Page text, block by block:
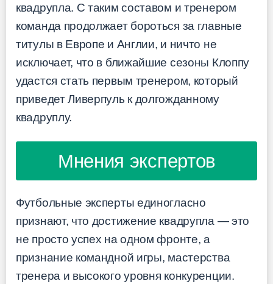
квадрупла. С таким составом и тренером
команда продолжает бороться за главные
титулы в Европе и Англии, и ничто не
исключает, что в ближайшие сезоны Клоппу
удастся стать первым тренером, который
приведет Ливерпуль к долгожданному
квадруплу.
Мнения экспертов
Футбольные эксперты единогласно
признают, что достижение квадрупла — это
не просто успех на одном фронте, а
признание командной игры, мастерства
тренера и высокого уровня конкуренции.